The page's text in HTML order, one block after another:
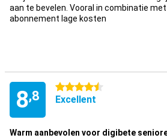
aan te bevelen. Vooral in combinatie met
abonnement lage kosten
8,8
4.5 étoiles
Excellent
Warm aanbevolen voor digibete